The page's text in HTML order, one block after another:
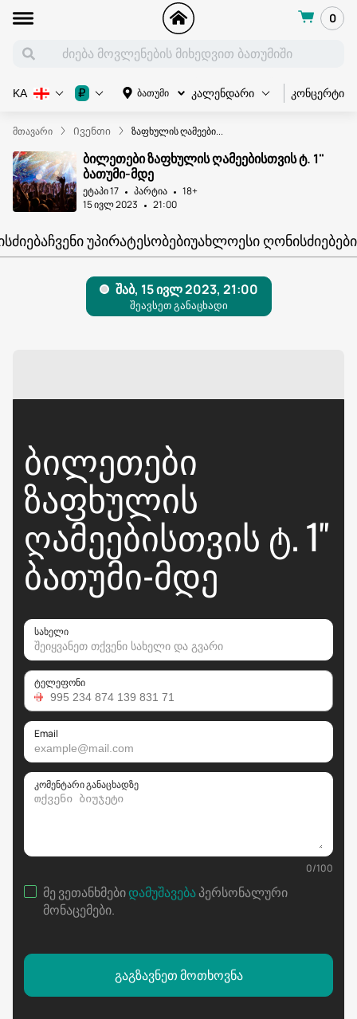
0
ბათუმი კალენდარი კონცერტი
KA ₽
მთავარი Ივენთი ზაფხულის ღამეები...
ბილეთები ზაფხულის ღამეებისთვის ტ. 1"
ბათუმი-მდე
ეტაპი 17 პარტია
18+
15 ივლ 2023
21:00
ᲩᲕᲔᲜᲘ ᲣᲞᲘᲠᲐᲢᲔᲡᲝᲑᲔᲑᲘᲣᲐᲮᲚᲝᲔᲡᲘ ᲦᲝᲜᲘᲡᲫᲘᲔᲑᲔᲑᲘ
ᲑᲘᲚᲔᲗᲔᲑᲘ
ᲖᲐᲤᲮᲣᲚᲘᲡ
ᲦᲐᲛᲔᲔᲑᲘᲡᲗᲕᲘᲡ Ტ. 1"
ᲑᲐᲗᲣᲛᲘ-ᲛᲓᲔ
სახელი
ტელეფონი
Email
კომენტარი განაცხადზე
0/100
მე ვეთანხმებიდამუშავებაპერსონალური
მონაცემები.
გაგზავნეთ მოთხოვნა